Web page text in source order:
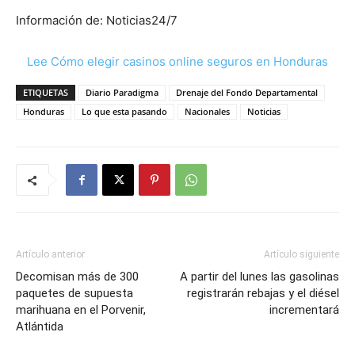
Información de: Noticias24/7
Lee Cómo elegir casinos online seguros en Honduras
ETIQUETAS Diario Paradigma
Drenaje del Fondo Departamental
Honduras
Lo que esta pasando Nacionales Noticias
Artículo anterior
Decomisan más de 300
paquetes de supuesta
marihuana en el Porvenir,
Atlántida
Artículo siguiente
A partir del lunes las gasolinas
registrarán rebajas y el diésel
incrementará